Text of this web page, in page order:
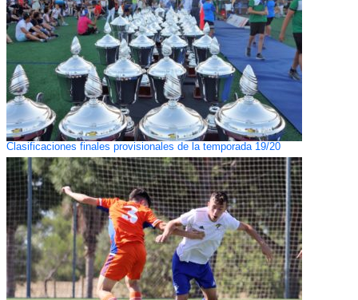
Clasificaciones finales provisionales de la temporada 19/20